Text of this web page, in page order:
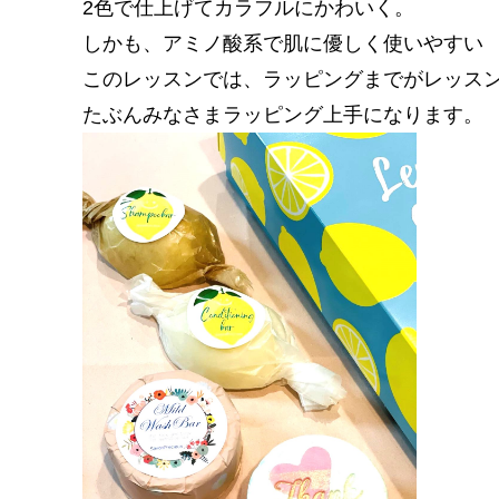
2色で仕上げてカラフルにかわいく。
しかも、アミノ酸系で肌に優しく使いやすい
このレッスンでは、ラッピングまでがレッス
たぶんみなさまラッピング上手になります。